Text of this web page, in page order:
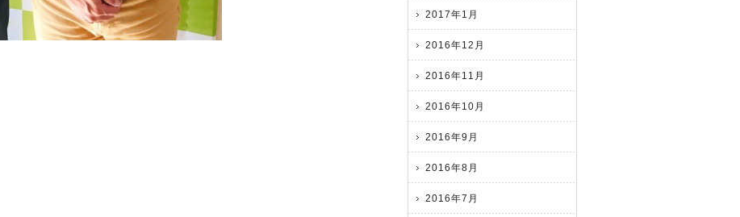
2017年1月
2016年12月
2016年11月
2016年10月
2016年9月
2016年8月
2016年7月